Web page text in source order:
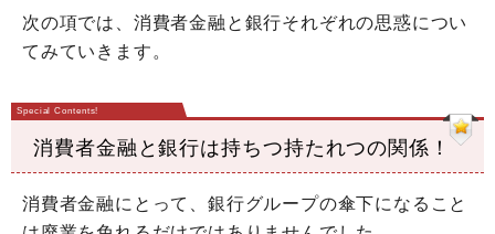
次の項では、消費者金融と銀行それぞれの思惑につい
てみていきます。
消費者金融と銀行は持ちつ持たれつの関係！
消費者金融にとって、銀行グループの傘下になること